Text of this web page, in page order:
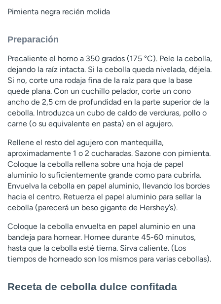
Pimienta negra recién molida
Preparación
Precaliente el horno a 350 grados (175 °C). Pele la cebolla,
dejando la raíz intacta. Si la cebolla queda nivelada, déjela.
Si no, corte una rodaja fina de la raíz para que la base
quede plana. Con un cuchillo pelador, corte un cono
ancho de 2,5 cm de profundidad en la parte superior de la
cebolla. Introduzca un cubo de caldo de verduras, pollo o
carne (o su equivalente en pasta) en el agujero.
Rellene el resto del agujero con mantequilla,
aproximadamente 1 o 2 cucharadas. Sazone con pimienta.
Coloque la cebolla rellena sobre una hoja de papel
aluminio lo suficientemente grande como para cubrirla.
Envuelva la cebolla en papel aluminio, llevando los bordes
hacia el centro. Retuerza el papel aluminio para sellar la
cebolla (parecerá un beso gigante de Hershey’s).
Coloque la cebolla envuelta en papel aluminio en una
bandeja para hornear. Hornee durante 45-60 minutos,
hasta que la cebolla esté tierna. Sirva caliente. (Los
tiempos de horneado son los mismos para varias cebollas).
Receta de cebolla dulce confitada